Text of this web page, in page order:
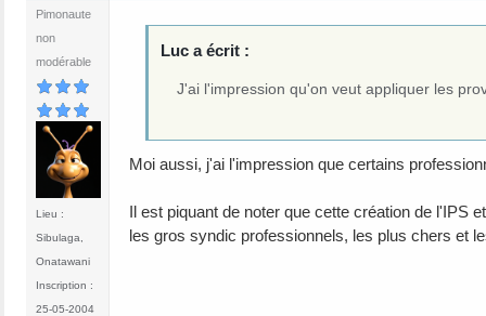
Pimonaute
non
modérable
Lieu :
Sibulaga,
Onatawani
Inscription :
25-05-2004
Luc a écrit :
J'ai l'impression qu'on veut appliquer les
Moi aussi, j'ai l'impression que certains
Il est piquant de noter que cette création de l'IPS
les gros syndic professionnels, les plus chers et